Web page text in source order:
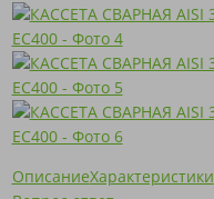
ОписаниеХарактеристики